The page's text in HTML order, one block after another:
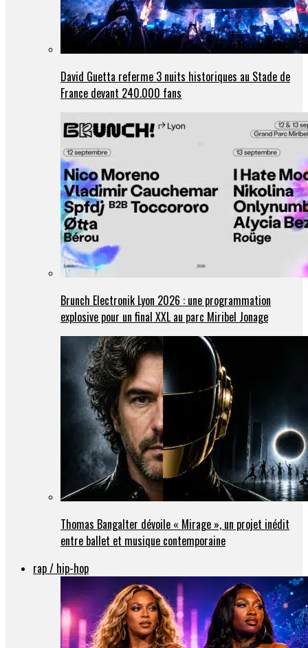
David Guetta referme 3 nuits historiques au Stade de
France devant 240.000 fans
Brunch Electronik Lyon 2026 : une programmation
explosive pour un final XXL au parc Miribel Jonage
Thomas Bangalter dévoile « Mirage », un projet inédit
entre ballet et musique contemporaine
rap / hip-hop